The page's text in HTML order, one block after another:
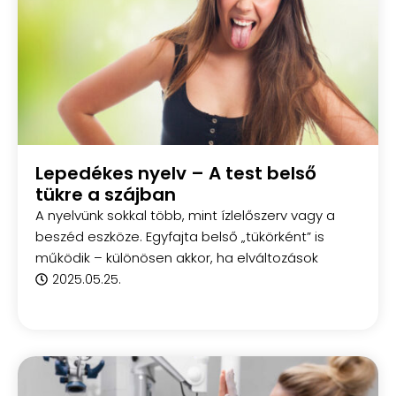
Lepedékes nyelv – A test belső
tükre a szájban
A nyelvünk sokkal több, mint ízlelőszerv vagy a
beszéd eszköze. Egyfajta belső „tükörként” is
működik – különösen akkor, ha elváltozások
2025.05.25.